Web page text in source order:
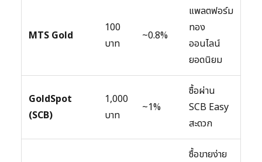
MTS Gold
100
บาท
~0.8%
แพลตฟอร์ม
ทอง
ออนไลน์
ยอดนิยม
GoldSpot
(SCB)
1,000
บาท
~1%
ซื้อผ่าน
SCB Easy
สะดวก
ซื้อขายง่าย